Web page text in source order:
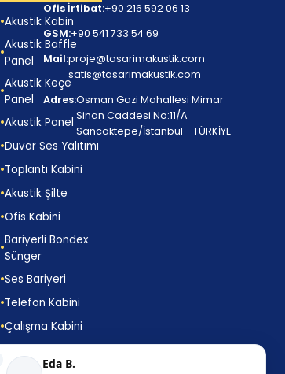
Akustik Kabin
Akustik Baffle
Panel
Akustik Keçe
Panel
Akustik Panel
Duvar Ses Yalıtımı
Toplantı Kabini
Akustik Şilte
Ofis Kabini
Bariyerli Bondex
Sünger
Ses Bariyeri
Telefon Kabini
Çalışma Kabini
Ofis İrtibat:+90 216 592 06 13
GSM:+90 541 733 54 69
Mail:proje@tasarimakustik.com
satis@tasarimakustik.com
Adres:Osman Gazi Mahallesi Mimar
Sinan Caddesi No:11/A
Sancaktepe/İstanbul - TÜRKİYE